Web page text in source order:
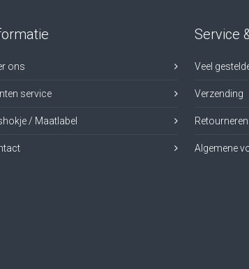
ons
service
/ Maatlabel
Service
Veel
Verzending
Retourneren
Algemene